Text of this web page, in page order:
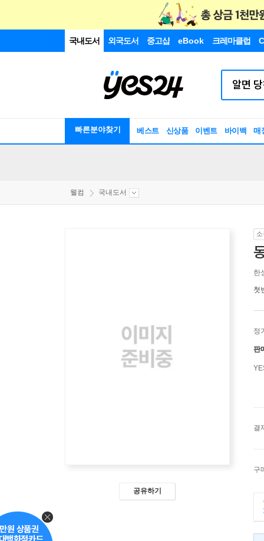
국내도서 외국도서 중고샵 eBook 크레마클럽
빠른분야찾기 베스트 신상품 이벤트 바이백 매
웰컴 국내도서
공유하기
한
첫
정
판
결
구